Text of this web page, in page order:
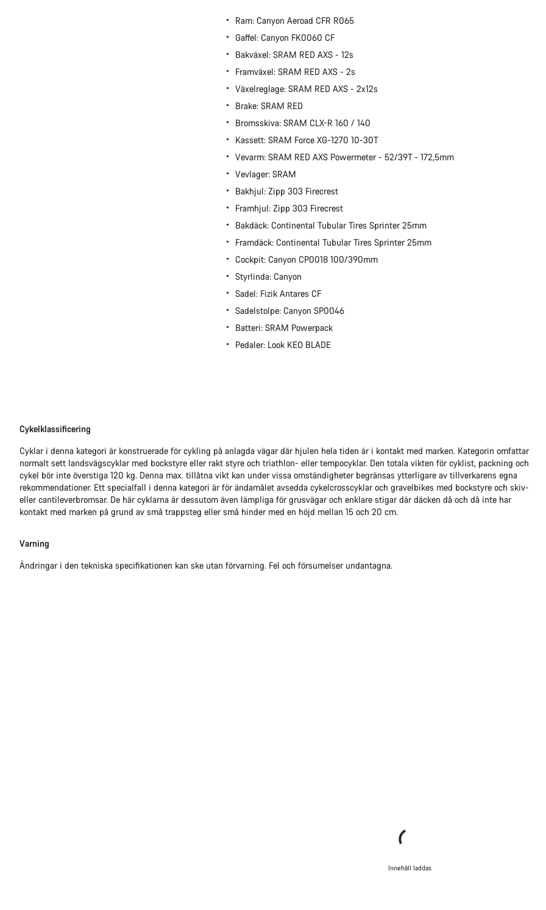
Ram: Canyon Aeroad CFR R065
Gaffel: Canyon FK0060 CF
Bakväxel: SRAM RED AXS - 12s
Framväxel: SRAM RED AXS - 2s
Växelreglage: SRAM RED AXS - 2x12s
Brake: SRAM RED
Bromsskiva: SRAM CLX-R 160 / 140
Kassett: SRAM Force XG-1270 10-30T
Vevarm: SRAM RED AXS Powermeter - 52/39T - 172,5mm
Vevlager: SRAM
Bakhjul: Zipp 303 Firecrest
Framhjul: Zipp 303 Firecrest
Bakdäck: Continental Tubular Tires Sprinter 25mm
Framdäck: Continental Tubular Tires Sprinter 25mm
Cockpit: Canyon CP0018 100/390mm
Styrlinda: Canyon
Sadel: Fizik Antares CF
Sadelstolpe: Canyon SP0046
Batteri: SRAM Powerpack
Pedaler: Look KEO BLADE
Cykelklassificering
Cyklar i denna kategori är konstruerade för cykling på anlagda vägar där hjulen hela tiden är i kontakt med marken. Kategorin omfattar
normalt sett landsvägscyklar med bockstyre eller rakt styre och triathlon- eller tempocyklar. Den totala vikten för cyklist, packning och
cykel bör inte överstiga 120 kg. Denna max. tillåtna vikt kan under vissa omständigheter begränsas ytterligare av tillverkarens egna
rekommendationer. Ett specialfall i denna kategori är för ändamålet avsedda cykelcrosscyklar och gravelbikes med bockstyre och skiv-
eller cantileverbromsar. De här cyklarna är dessutom även lämpliga för grusvägar och enklare stigar där däcken då och då inte har
kontakt med marken på grund av små trappsteg eller små hinder med en höjd mellan 15 och 20 cm.
Varning
Ändringar i den tekniska specifikationen kan ske utan förvarning. Fel och försumelser undantagna.
Innehåll laddas